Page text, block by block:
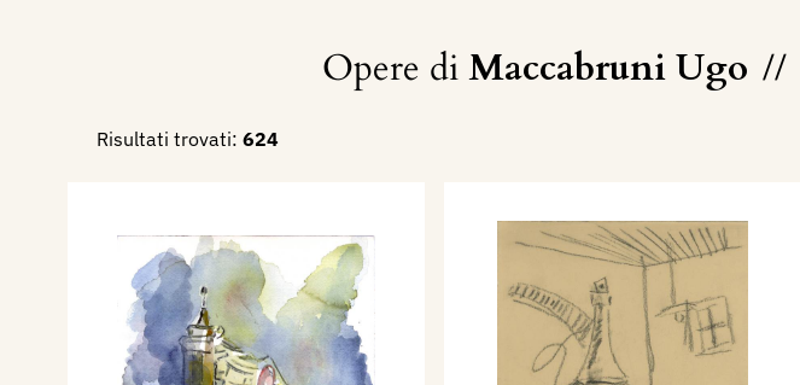
Opere diMaccabruni Ugo //
Risultati trovati: 624